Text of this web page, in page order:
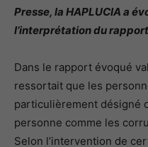
Presse, la HAPLUCIA a
l’interprétation du
Dans le rapport évoqué
ressortait que les
particulièrement désigné
personne comme les
Selon l’intervention de